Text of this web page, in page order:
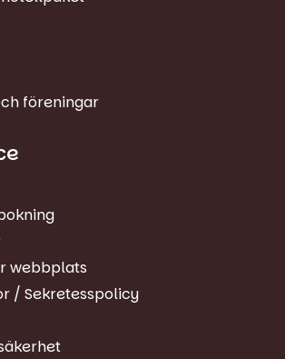
föreningar
webbplats
/ Sekretesspolicy